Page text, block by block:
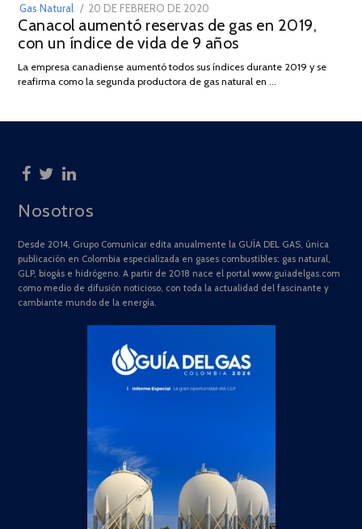
Gas Natural
POSTED
ON
20 DE FEBRERO DE 2020
DE
JULIO
2025
Canacol aumentó reservas de gas en 2019,
con un índice de vida de 9 años
La empresa canadiense aumentó todos sus índices durante 2019 y se
reafirma como la segunda productora de gas natural en …
Nosotros
Desde 2014, Grupo Comunicar edita anualmente la GUÍA DEL GAS, única
publicación en Colombia especializada en gases combustibles: gas natural,
GLP, biogás e hidrógeno. A partir de 2018 nace el portal www.guiadelgas.com
como medio de difusión noticioso, con toda la actualidad del fascinante y
cambiante mundo de la energía.